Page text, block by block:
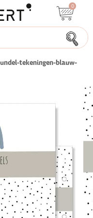
0
tekeningen-blauw-